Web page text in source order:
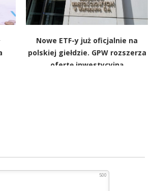
Nowe ETF-y już oficjalnie na
polskiej giełdzie. GPW rozszerza
ofertę inwestycyjną
500